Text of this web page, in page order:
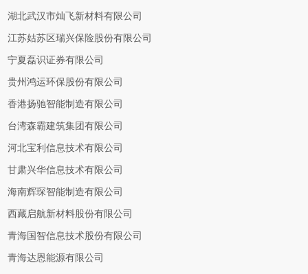
湖北武汉市灿飞新材料有限公司
江苏姑苏区瑞兴保险股份有限公司
宁夏磊识证券有限公司
贵州鸿运环保股份有限公司
香港扬驰智能制造有限公司
台湾森霸建筑集团有限公司
河北宝利信息技术有限公司
甘肃兴华信息技术有限公司
海南辉琛智能制造有限公司
西藏启航新材料股份有限公司
青海国智信息技术股份有限公司
青海达恩能源有限公司